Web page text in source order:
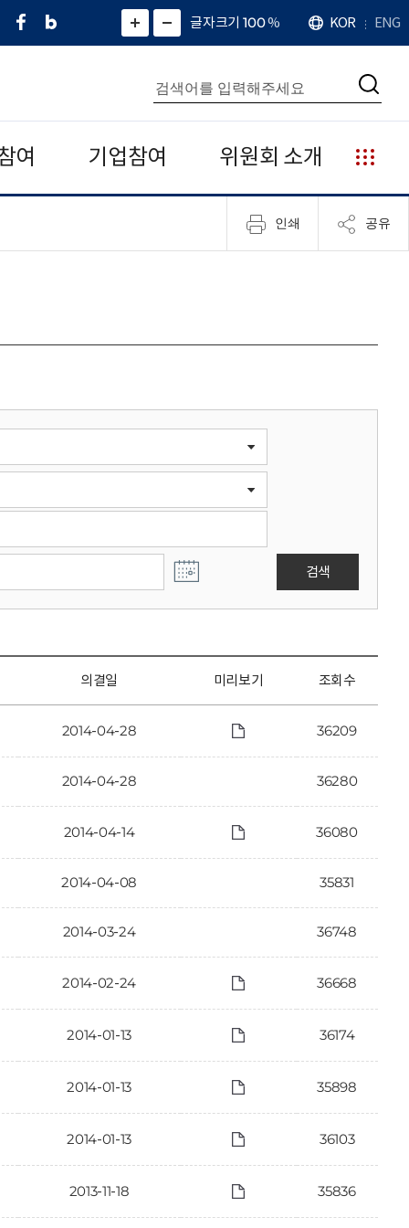
페
네
그
)
화
면
면
소
확
대
치
글자크기 100%
언
어
KOR ENG
통
합
검
색
검
여 기업참여 위원회 소개
누
리
집
안
인쇄 공유
검색
의결일 미리보기 조회수
2014-04-28 36209
2014-04-28 36280
2014-04-14 36080
2014-04-08 35831
2014-03-24 36748
2014-02-24 36668
2014-01-13 36174
2014-01-13 35898
2014-01-13 36103
2013-11-18 35836